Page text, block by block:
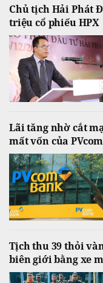
Chủ tịch Hải Phát
triệu cổ phiếu HPX
Lãi tăng nhờ cắt
mất vốn của
Tịch thu 39 thỏi
biên giới bằng xe